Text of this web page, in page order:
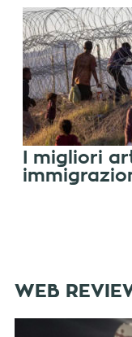
I migliori
WEB